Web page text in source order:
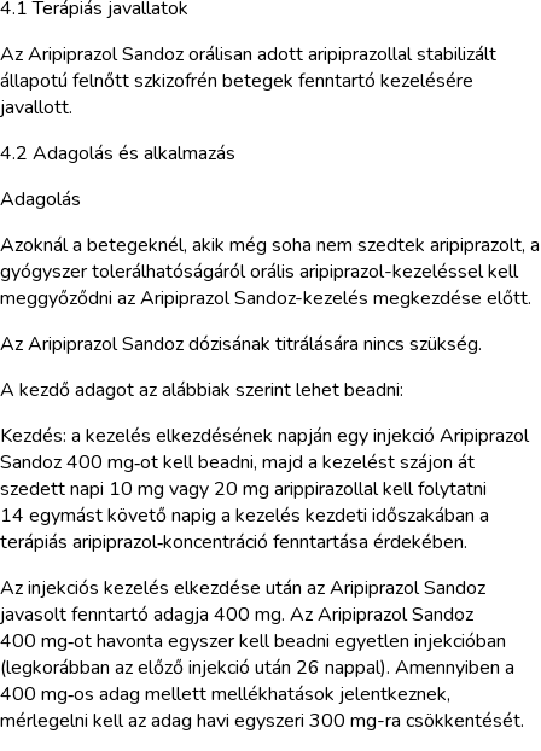
4.1 Terápiás javallatok
Az Aripiprazol Sandoz orálisan adott aripiprazollal stabilizált
állapotú felnőtt szkizofrén betegek fenntartó kezelésére
javallott.
4.2 Adagolás és alkalmazás
Adagolás
Azoknál a betegeknél, akik még soha nem szedtek aripiprazolt, a
gyógyszer tolerálhatóságáról orális aripiprazol-kezeléssel kell
meggyőződni az Aripiprazol Sandoz-kezelés megkezdése előtt.
Az Aripiprazol Sandoz dózisának titrálására nincs szükség.
A kezdő adagot az alábbiak szerint lehet beadni:
Kezdés: a kezelés elkezdésének napján egy injekció Aripiprazol
Sandoz 400 mg‑ot kell beadni, majd a kezelést szájon át
szedett napi 10 mg vagy 20 mg arippirazollal kell folytatni
14 egymást követő napig a kezelés kezdeti időszakában a
terápiás aripiprazol‑koncentráció fenntartása érdekében.
Az injekciós kezelés elkezdése után az Aripiprazol Sandoz
javasolt fenntartó adagja 400 mg. Az Aripiprazol Sandoz
400 mg‑ot havonta egyszer kell beadni egyetlen injekcióban
(legkorábban az előző injekció után 26 nappal). Amennyiben a
400 mg‑os adag mellett mellékhatások jelentkeznek,
mérlegelni kell az adag havi egyszeri 300 mg-ra csökkentését.